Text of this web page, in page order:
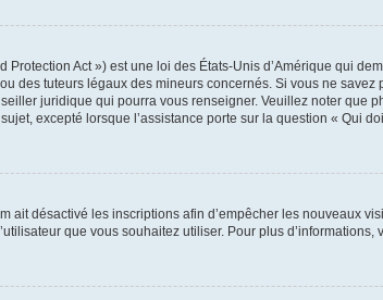
Protection Act ») est une loi des États-Unis d’Amérique qui
des tuteurs légaux des mineurs concernés. Si vous ne
juridique qui pourra vous renseigner. Veuillez noter que
excepté lorsque l’assistance porte sur la question « Qui
ait désactivé les inscriptions afin d’empêcher les nouveaux
que vous souhaitez utiliser. Pour plus